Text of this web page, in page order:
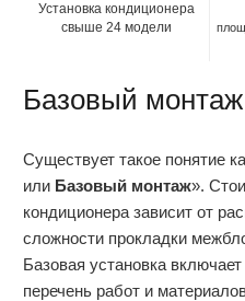
Установка кондиционера
свыше 24 модели
Базовый
Существует такое понятие
или Базовый монтаж».
кондиционера зависит от
сложности прокладки
Базовая установка
перечень работ и